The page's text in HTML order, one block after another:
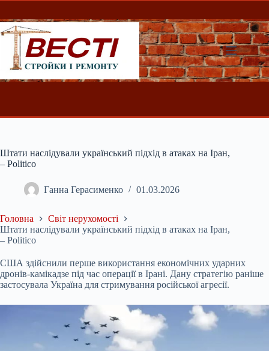
Перейти
вмісту
Штати наслідували український підхід в атаках на Іран,
– Politico
Ганна Герасименко 01.03.2026
Головна
Світ нерухомості
Штати наслідували український підхід в атаках на Іран,
– Politico
США здійснили перше використання економічних ударних
дронів-камікадзе під час операції в Ірані. Дану стратегію раніше
застосувала Україна для стримування російськоїагресії.